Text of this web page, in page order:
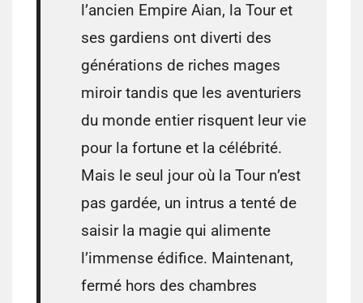
l’ancien Empire Aian, la Tour et
ses gardiens ont diverti des
générations de riches mages
miroir tandis que les aventuriers
du monde entier risquent leur vie
pour la fortune et la célébrité.
Mais le seul jour où la Tour n’est
pas gardée, un intrus a tenté de
saisir la magie qui alimente
l’immense édifice. Maintenant,
fermé hors des chambres